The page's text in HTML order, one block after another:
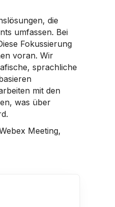
die
umfassen. Bei
Fokussierung
voran. Wir
sprachliche
mit den
was über
Meeting,